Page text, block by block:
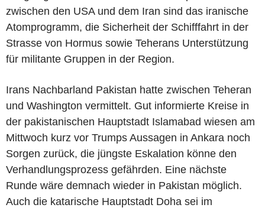
zwischen den USA und dem Iran sind das iranische
Atomprogramm, die Sicherheit der Schifffahrt in der
Strasse von Hormus sowie Teherans Unterstützung
für militante Gruppen in der Region.
Irans Nachbarland Pakistan hatte zwischen Teheran
und Washington vermittelt. Gut informierte Kreise in
der pakistanischen Hauptstadt Islamabad wiesen am
Mittwoch kurz vor Trumps Aussagen in Ankara noch
Sorgen zurück, die jüngste Eskalation könne den
Verhandlungsprozess gefährden. Eine nächste
Runde wäre demnach wieder in Pakistan möglich.
Auch die katarische Hauptstadt Doha sei im